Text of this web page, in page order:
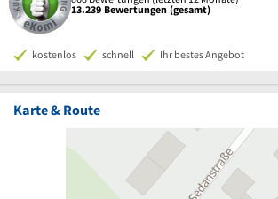
13.239 Bewertungen (gesamt)
kostenlos schnell Ihr bestes Angebot
Karte & Route